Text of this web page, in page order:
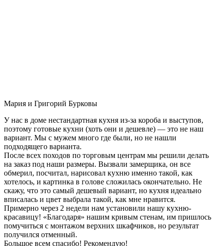
Мария и Григорий Бурковы
У нас в доме нестандартная кухня из-за короба и выступов,
поэтому готовые кухни (хоть они и дешевле) — это не наш
вариант. Мы с мужем много где были, но не нашли
подходящего варианта.
После всех походов по торговым центрам мы решили делать
на заказ под наши размеры. Вызвали замерщика, он все
обмерил, посчитал, нарисовал кухню именно такой, как
хотелось, и картинка в голове сложилась окончательно. Не
скажу, что это самый дешевый вариант, но кухня идеально
вписалась и цвет выбрала такой, как мне нравится.
Примерно через 2 недели нам установили нашу кухню-
красавицу! «Благодаря» нашим кривым стенам, им пришлось
помучиться с монтажом верхних шкафчиков, но результат
получился отменный.
Большое всем спасибо! Рекомендую!